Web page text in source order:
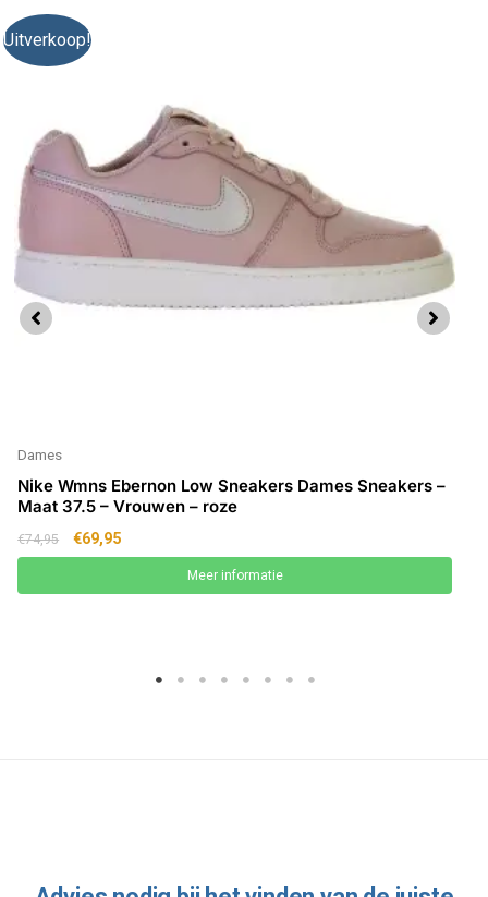
Uitverkoop!
Dames
Nike Wmns Ebernon Low Sneakers Dames Sneakers –
Maat 37.5 – Vrouwen – roze
€74,95 €69,95
Meer informatie